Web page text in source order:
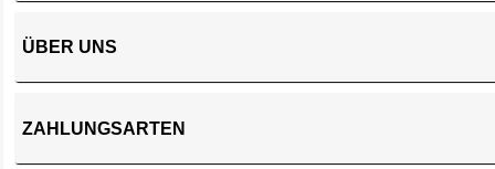
ÜBER UNS
ZAHLUNGSARTEN